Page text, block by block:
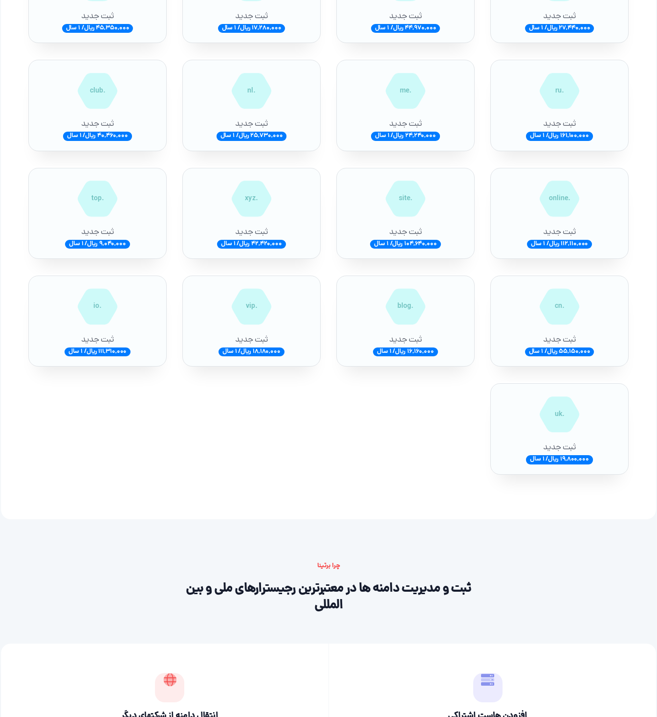
ثبت جدید
27,440,000 ریال/ 1 سال
ثبت جدید
44,970,000 ریال/ 1 سال
ثبت جدید
17,280,000 ریال/ 1 سال
ثبت جدید
45,350,000 ریال/ 1 سال
.ru
ثبت جدید
161,100,000 ریال/ 1 سال
.me
ثبت جدید
24,240,000 ریال/ 1 سال
.nl
ثبت جدید
25,730,000 ریال/ 1 سال
.club
ثبت جدید
40,460,000 ریال/ 1 سال
.online
ثبت جدید
112,110,000 ریال/ 1 سال
.site
ثبت جدید
104,640,000 ریال/ 1 سال
.xyz
ثبت جدید
42,420,000 ریال/ 1 سال
.top
ثبت جدید
9,040,000 ریال/ 1 سال
.cn
ثبت جدید
55,150,000 ریال/ 1 سال
.blog
ثبت جدید
16,160,000 ریال/ 1 سال
.vip
ثبت جدید
18,180,000 ریال/ 1 سال
.io
ثبت جدید
111,310,000 ریال/ 1 سال
.uk
ثبت جدید
19,800,000 ریال/ 1 سال
چرا برتینا
ثبت و مدیریت دامنه ها در معتبرترین رجیسترارهای ملی و بین
المللی